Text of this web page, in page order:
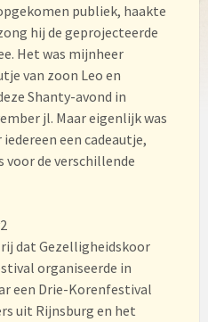
publiek, haakte
hij de geprojecteerde
Het was mijnheer
van zoon Leo en
Shanty-avond in
jl. Maar eigenlijk was
een cadeautje,
de verschillende
rij dat Gezelligheidskoor
organiseerde in
een Drie-Korenfestival
uit Rijnsburg en het